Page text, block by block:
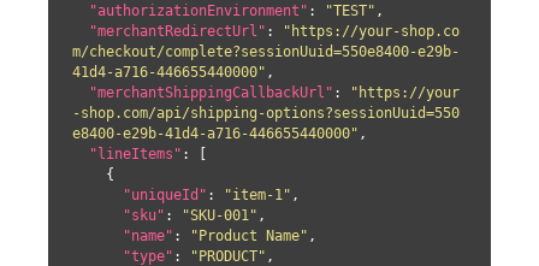
"authorizationEnvironment" : "TEST" ,
"merchantRedirectUrl" :
"https://your-shop.co
m/checkout/complete?sessionUuid=550e8400-e29b-
41d4-a716-446655440000" ,
"merchantShippingCallbackUrl" :
"https://your
-shop.com/api/shipping-options?sessionUuid=550
e8400-e29b-41d4-a716-446655440000" ,
"lineItems" : [
"uniqueId" : "item-1" ,
"sku" : "SKU-001" ,
"name" : "Product Name" ,
"type" : "PRODUCT" ,